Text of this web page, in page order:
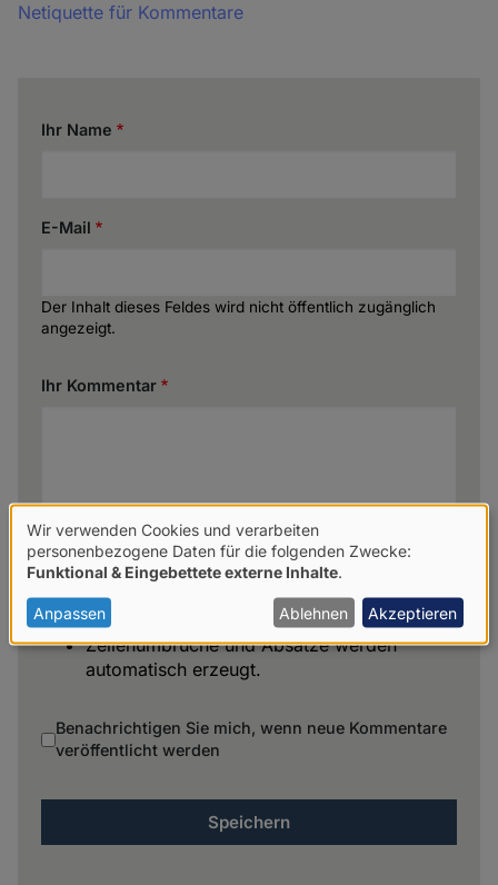
Netiquette für Kommentare
Ihr Name
E-Mail
Der Inhalt dieses Feldes wird nicht öffentlich zugänglich
angezeigt.
Ihr Kommentar
Keine HTML-Tags erlaubt.
Zeilenumbrüche und Absätze werden
automatisch erzeugt.
Benachrichtigen Sie mich, wenn neue Kommentare
veröffentlicht werden
Verwendung
von
personenbezogenen
Daten
Wir verwenden Cookies und verarbeiten
personenbezogene Daten für die folgenden Zwecke:
Funktional & Eingebettete externe Inhalte.
Anpassen Ablehnen Akzeptieren